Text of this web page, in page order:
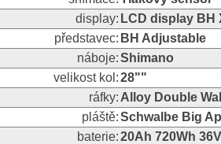
display: LCD display BH
představec: BH Adjustable
náboje:Shimano
velikost kol:28""
ráfky: Alloy Double
pláště:Schwalbe Big
baterie:20Ah 720Wh